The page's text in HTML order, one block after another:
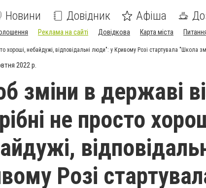
Новини Довідник Афіша
Реклама на сайті Довідкова Карта міста
хороші, небайдужі, відповідальні люди": у Кривому Розі стартувала "Школа
2022 р.
зміни в державі
не просто
Розі